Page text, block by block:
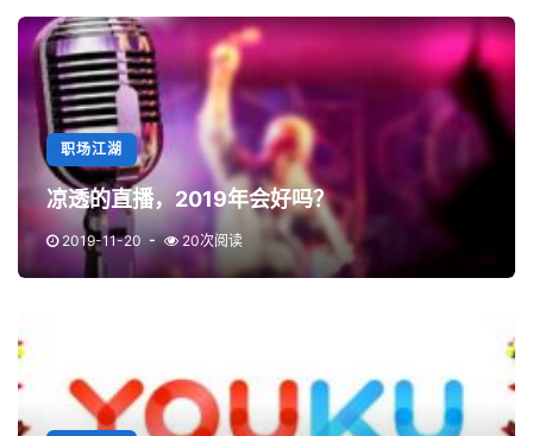
职场江湖
凉透的直播，2019年会好吗？
2019-11-20 20次阅读